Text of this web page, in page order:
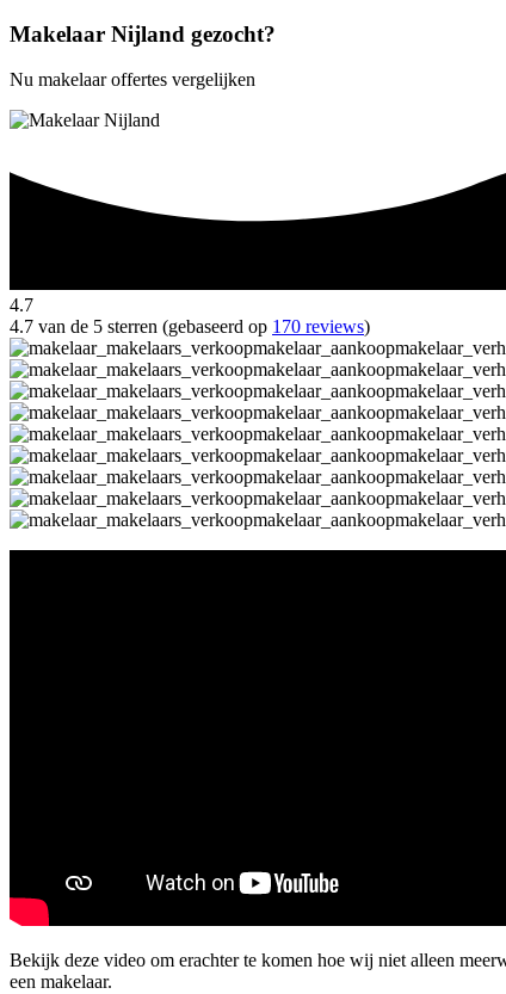
Makelaar Nijland gezocht?
Nu makelaar offertes vergelijken
4.7
4.7 van de 5 sterren (gebaseerd op 170 reviews)
Bekijk deze video om erachter te komen hoe wij niet alleen
een makelaar.